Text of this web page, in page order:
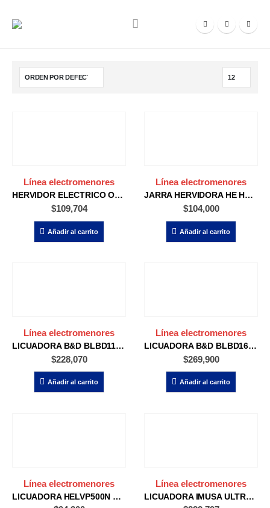
Línea electromenores
HERVIDOR ELECTRICO ONOFF CON INFUSOR
$109,704
Añadir al carrito
Línea electromenores
JARRA HERVIDORA HE HE5H-181I 1.9 LTS ACERO INOX
$104,000
Añadir al carrito
Línea electromenores
LICUADORA B&D BLBD1140MS
$228,070
Añadir al carrito
Línea electromenores
LICUADORA B&D BLBD1650S 2 VEL
$269,900
Añadir al carrito
Línea electromenores
LICUADORA HELVP500N 2V 500W
Línea electromenores
LICUADORA IMUSA ULTRAFORCE + 2V REF-5551